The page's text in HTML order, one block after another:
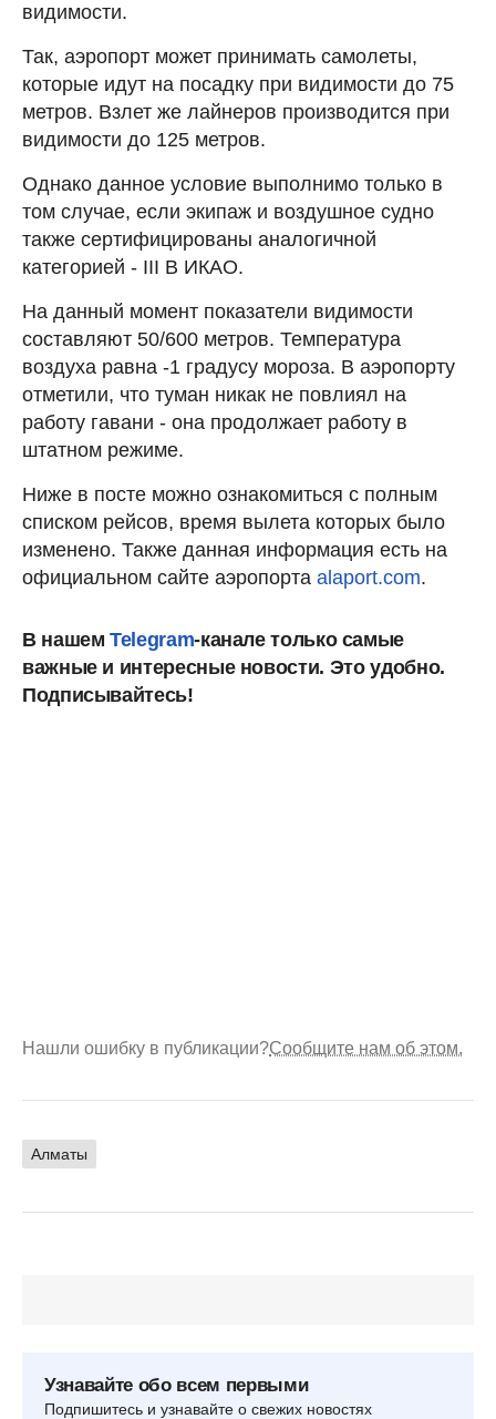
видимости.
Так, аэропорт может принимать самолеты,
которые идут на посадку при видимости до 75
метров. Взлет же лайнеров производится при
видимости до 125 метров.
Однако данное условие выполнимо только в
том случае, если экипаж и воздушное судно
также сертифицированы аналогичной
категорией - III B ИКАО.
На данный момент показатели видимости
составляют 50/600 метров. Температура
воздуха равна -1 градусу мороза. В аэропорту
отметили, что туман никак не повлиял на
работу гавани - она продолжает работу в
штатном режиме.
Ниже в посте можно ознакомиться с полным
списком рейсов, время вылета которых было
изменено. Также данная информация есть на
официальном сайте аэропорта alaport.com.
В нашемTelegram-канале только самые
важные и интересные новости. Это удобно.
Подписывайтесь!
Нашли ошибку в публикации?Сообщите нам об этом.
Алматы
Узнавайте обо всем первыми
Подпишитесь и узнавайте о свежих новостях